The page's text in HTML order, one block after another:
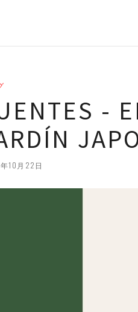
-
10月22日